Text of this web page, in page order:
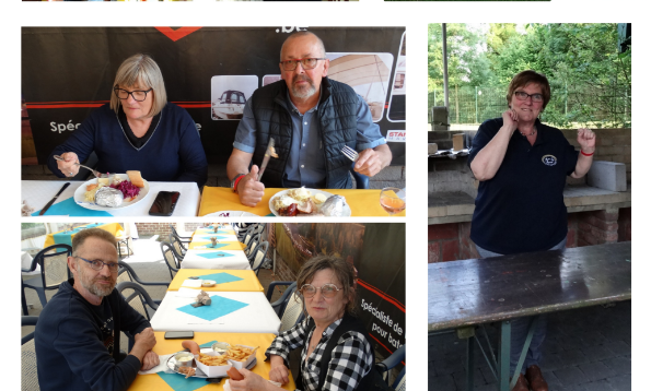
Branding Branding
ARMCHAIR